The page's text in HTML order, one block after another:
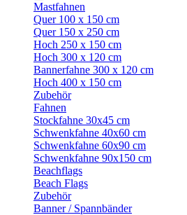
Mastfahnen
Quer 100 x 150 cm
Quer 150 x 250 cm
Hoch 250 x 150 cm
Hoch 300 x 120 cm
Bannerfahne 300 x 120 cm
Hoch 400 x 150 cm
Zubehör
Fahnen
Stockfahne 30x45 cm
Schwenkfahne 40x60 cm
Schwenkfahne 60x90 cm
Schwenkfahne 90x150 cm
Beachflags
Beach Flags
Zubehör
Banner / Spannbänder